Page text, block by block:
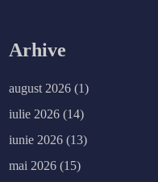
Arhive
august 2026 (1)
iulie 2026 (14)
iunie 2026 (13)
mai 2026 (15)